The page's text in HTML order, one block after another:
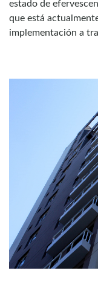
estado de
que está
implementación a